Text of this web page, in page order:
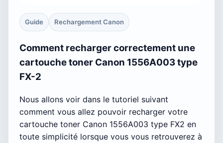
Guide Rechargement Canon
Comment recharger correctement une
cartouche toner Canon 1556A003 type
FX-2
Nous allons voir dans le tutoriel suivant
comment vous allez pouvoir recharger votre
cartouche toner Canon 1556A003 type FX2 en
toute simplicité lorsque vous vous retrouverez à